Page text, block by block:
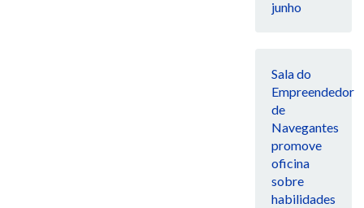
junho
Sala do
Empreendedor
de
Navegantes
promove
oficina
sobre
habilidades